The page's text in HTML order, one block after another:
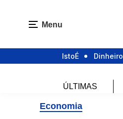
Menu
IstoÉ Dinheiro
ÚLTIMAS
Economia